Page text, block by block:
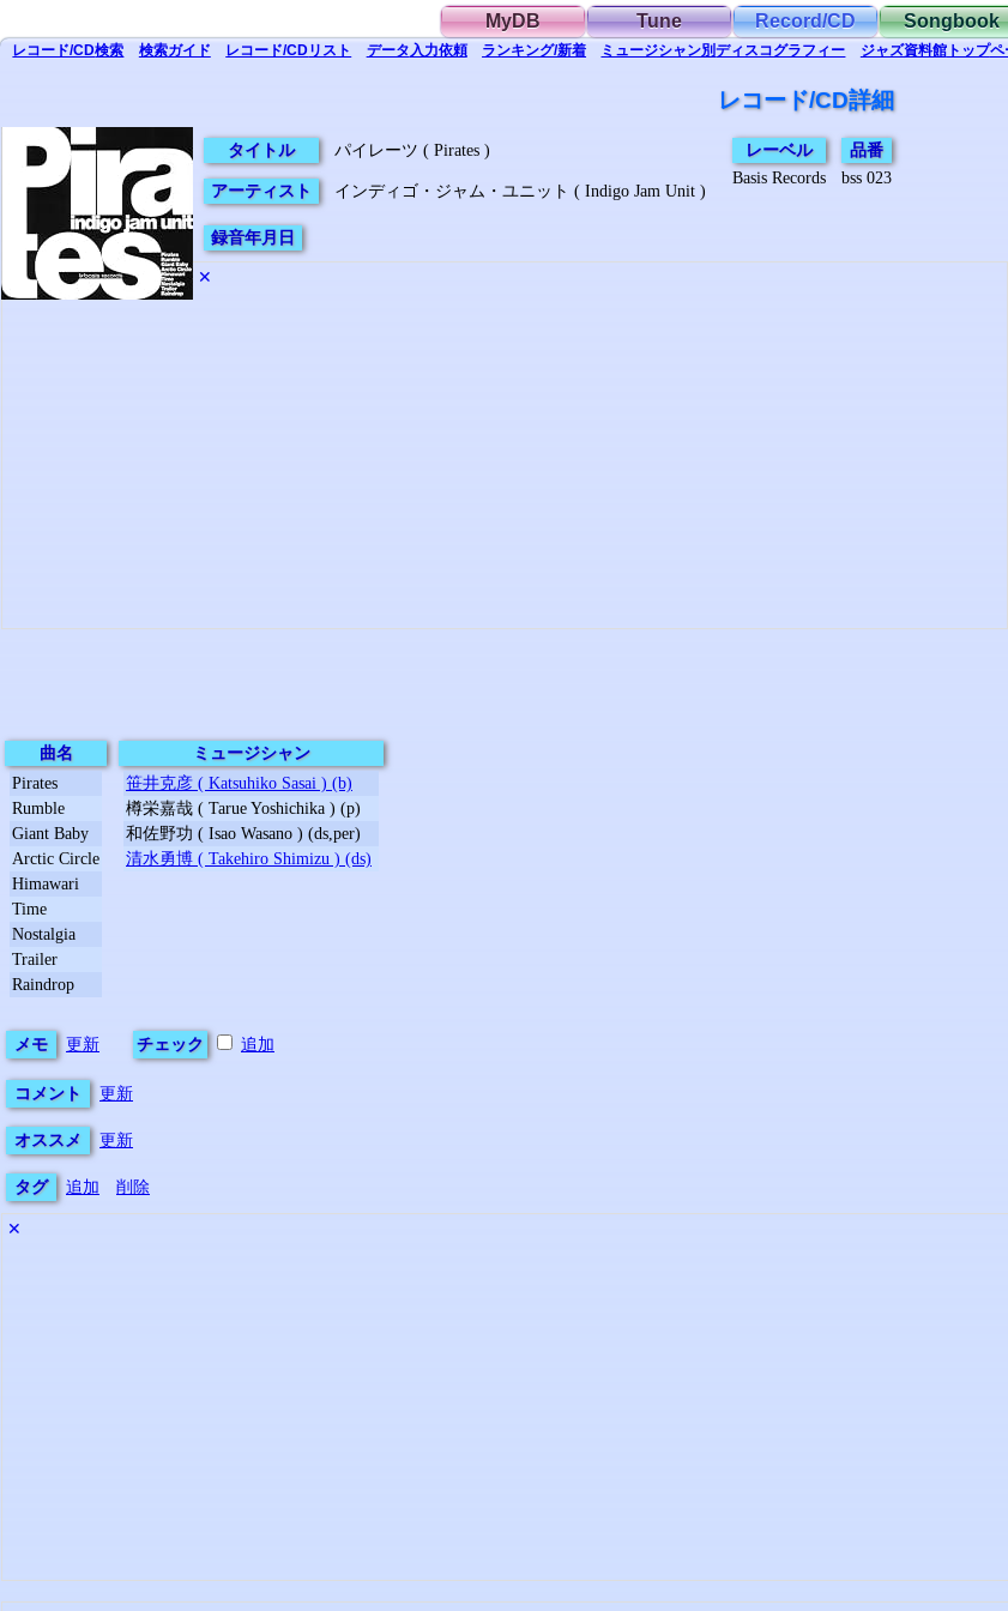
MyDB Tune Record/CD Songbook
レコード/CD検索 検索ガイド レコード/CDリスト データ入力依頼 ランキング/新着 ミュージシャン別ディスコグラフィー ジャズ資料館トップペ
レコード/CD詳細
タイトル パイレーツ ( Pirates )
アーティスト インディゴ・ジャム・ユニット ( Indigo Jam Unit )
レーベル
Basis Records
品番
bss 023
録音年月日
✕
曲名
Pirates
Rumble
Giant Baby
Arctic Circle
Himawari
Time
Nostalgia
Trailer
Raindrop
ミュージシャン
笹井克彦 ( Katsuhiko Sasai ) (b)
樽栄嘉哉 ( Tarue Yoshichika ) (p)
和佐野功 ( Isao Wasano ) (ds,per)
清水勇博 ( Takehiro Shimizu ) (ds)
メモ 更新 チェック 追加
コメント 更新
オススメ 更新
タグ 追加 削除
✕